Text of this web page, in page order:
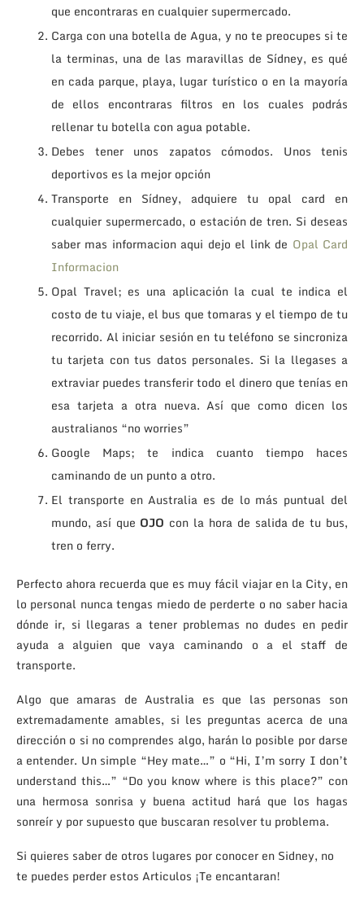
que encontraras en cualquier supermercado.
Carga con una botella de Agua, y no te preocupes si te
la terminas, una de las maravillas de Sídney, es qué
en cada parque, playa, lugar turístico o en la mayoría
de ellos encontraras filtros en los cuales podrás
rellenar tu botella con agua potable.
Debes tener unos zapatos cómodos. Unos tenis
deportivos es la mejor opción
Transporte en Sídney, adquiere tu opal card en
cualquier supermercado, o estación de tren. Si deseas
saber mas informacion aqui dejo el link de Opal Card
Informacion
Opal Travel; es una aplicación la cual te indica el
costo de tu viaje, el bus que tomaras y el tiempo de tu
recorrido. Al iniciar sesión en tu teléfono se sincroniza
tu tarjeta con tus datos personales. Si la llegases a
extraviar puedes transferir todo el dinero que tenías en
esa tarjeta a otra nueva. Así que como dicen los
australianos “no worries”
Google Maps; te indica cuanto tiempo haces
caminando de un punto a otro.
El transporte en Australia es de lo más puntual del
mundo, así que OJO con la hora de salida de tu bus,
tren o ferry.
Perfecto ahora recuerda que es muy fácil viajar en la City, en
lo personal nunca tengas miedo de perderte o no saber hacia
dónde ir, si llegaras a tener problemas no dudes en pedir
ayuda a alguien que vaya caminando o a el staff de
transporte.
Algo que amaras de Australia es que las personas son
extremadamente amables, si les preguntas acerca de una
dirección o si no comprendes algo, harán lo posible por darse
a entender. Un simple “Hey mate…” o “Hi, I’m sorry I don’t
understand this…” “Do you know where is this place?” con
una hermosa sonrisa y buena actitud hará que los hagas
sonreír y por supuesto que buscaran resolver tu problema.
Si quieres saber de otros lugares por conocer en Sidney, no
te puedes perder estos Articulos ¡Te encantaran!